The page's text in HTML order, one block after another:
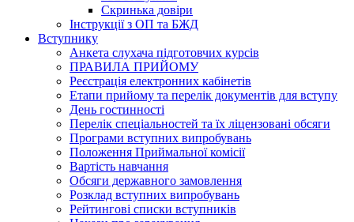
Скринька довіри
Інструкції з ОП та БЖД
Вступнику
Анкета слухача підготовчих курсів
ПРАВИЛА ПРИЙОМУ
Реєстрація електронних кабінетів
Етапи прийому та перелік документів для вступу
День гостинності
Перелік спеціальностей та їх ліцензовані обсяги
Програми вступних випробувань
Положення Приймальної комісії
Вартість навчання
Обсяги державного замовлення
Розклад вступних випробувань
Рейтингові списки вступників